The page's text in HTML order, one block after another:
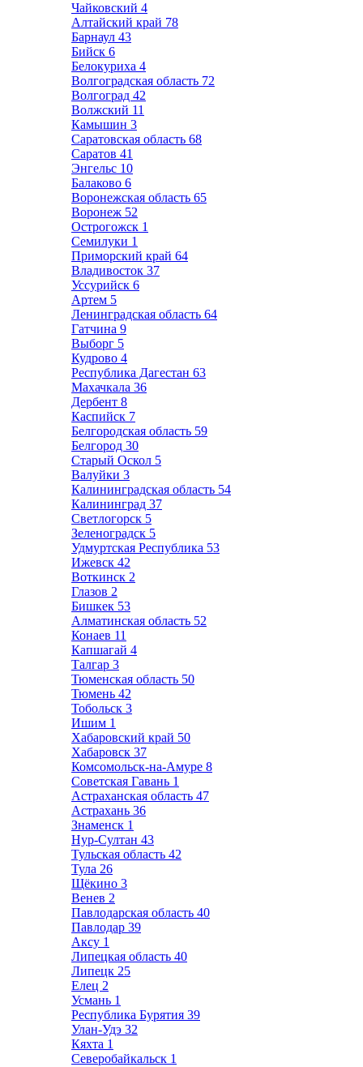
Чайковский 4
Алтайский край 78
Барнаул 43
Бийск 6
Белокуриха 4
Волгоградская область 72
Волгоград 42
Волжский 11
Камышин 3
Саратовская область 68
Саратов 41
Энгельс 10
Балаково 6
Воронежская область 65
Воронеж 52
Острогожск 1
Семилуки 1
Приморский край 64
Владивосток 37
Уссурийск 6
Артем 5
Ленинградская область 64
Гатчина 9
Выборг 5
Кудрово 4
Республика Дагестан 63
Махачкала 36
Дербент 8
Каспийск 7
Белгородская область 59
Белгород 30
Старый Оскол 5
Валуйки 3
Калининградская область 54
Калининград 37
Светлогорск 5
Зеленоградск 5
Удмуртская Республика 53
Ижевск 42
Воткинск 2
Глазов 2
Бишкек 53
Алматинская область 52
Конаев 11
Капшагай 4
Талгар 3
Тюменская область 50
Тюмень 42
Тобольск 3
Ишим 1
Хабаровский край 50
Хабаровск 37
Комсомольск-на-Амуре 8
Советская Гавань 1
Астраханская область 47
Астрахань 36
Знаменск 1
Нур-Султан 43
Тульская область 42
Тула 26
Щёкино 3
Венев 2
Павлодарская область 40
Павлодар 39
Аксу 1
Липецкая область 40
Липецк 25
Елец 2
Усмань 1
Республика Бурятия 39
Улан-Удэ 32
Кяхта 1
Северобайкальск 1